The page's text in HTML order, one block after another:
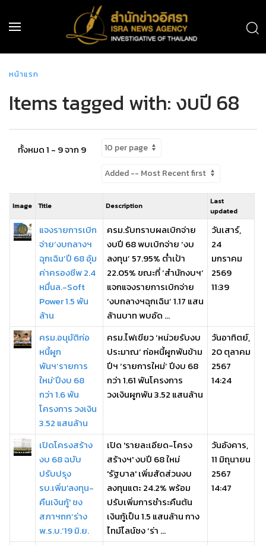
หน้าแรก
Items tagged with: งบปี 68
ทั้งหมด 1 - 9 จาก 9
Image Title Description
Last
updated
แจงรายการเบิก
จ่าย‘งบกลางฯ
ฉุกเฉิน’ปี 68 อุ้ม
ค่าครองชีพ 2.4
หมื่นล.-Soft
Power 1.5 พัน
ล้าน
ครม.รับทราบผลเบิกจ่าย
งบปี 68 พบเบิกจ่าย ‘งบ
ลงทุน’ 57.95% ต่ำเป้า
22.05% ขณะที่ ‘สำนักงบฯ’
แจกแจงรายการเบิกจ่าย
‘งบกลางฯฉุกเฉิน’ 1.17 แสน
ล้านบาท พบอัด ...
วันเสาร์,
24
มกราคม
2569
11:39
ครม.อนุมัติก่อ
หนี้ผูก
พันฯ‘รายการ
ใหม่’ปีงบ 68
กว่า 1.6 พัน
โครงการ วงเงิน
3.52 แสนล้าน
ครม.ไฟเขียว ‘หน่วยรับงบ
ประมาณ’ ก่อหนี้ผูกพันข้าม
ปีฯ ‘รายการใหม่’ ปีงบ 68
กว่า 1.61 พันโครงการ
วงเงินผูกพัน 3.52 แสนล้าน
วันอาทิตย์,
20 ตุลาคม
2567
14:24
เปิดโครงสร้าง
งบ 68 ฉบับ
ปรับปรุง
รบ.เพิ่ม'ลงทุน-
คืนเงินกู้' ชง
สภาฯถก‘ร่าง
พ.ร.บ.’19 มิ.ย.
เปิด 'รายละเอียด-โครง
สร้างฯ' งบปี 68 ใหม่
'รัฐบาล' เพิ่มสัดส่วนงบ
ลงทุนแตะ 24.2% พร้อม
ปรับเพิ่มการชำระคืนต้น
เงินกู้เป็น 1.5 แสนล้าน กาง
ไทม์ไลน์ชง ‘ร่า ...
วันอังคาร,
11 มิถุนายน
2567
14:47